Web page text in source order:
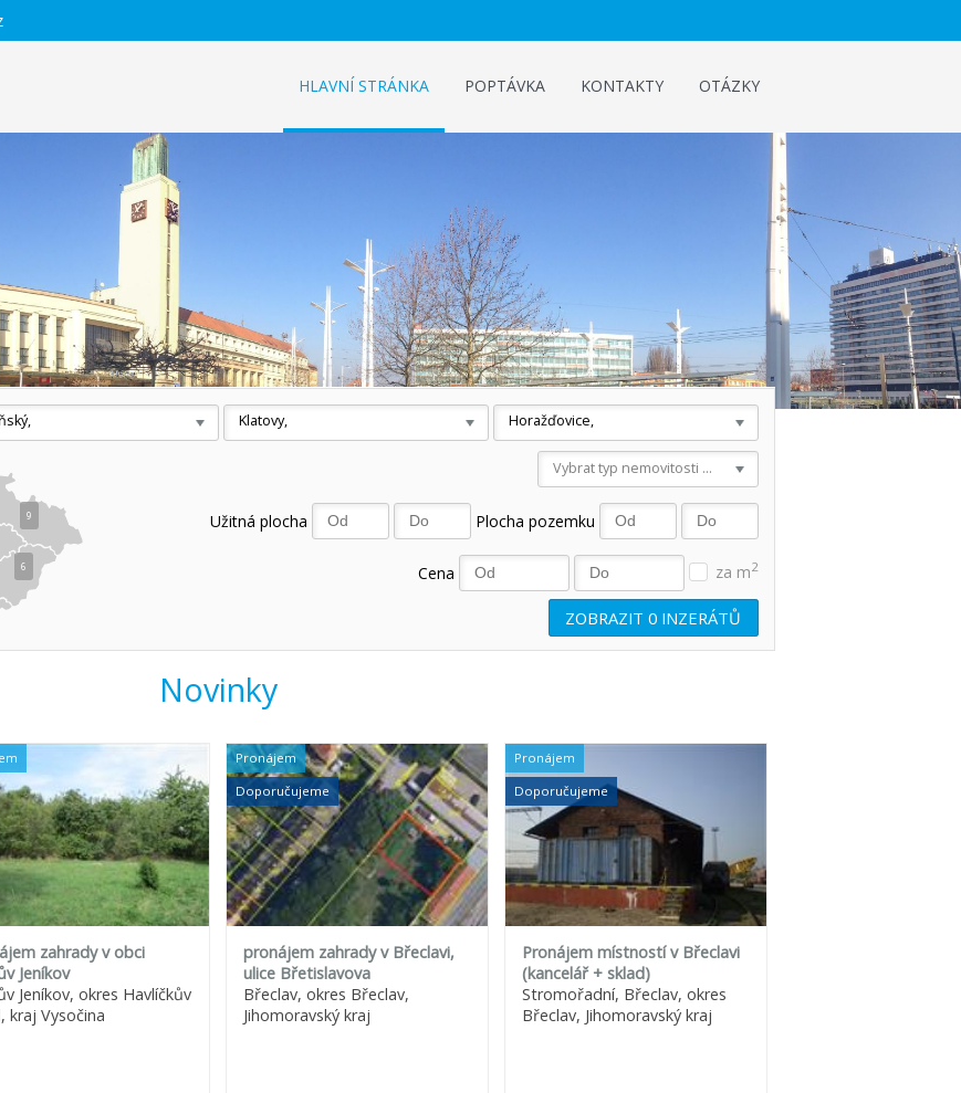
HLAVNÍ STRÁNKA POPTÁVKA KONTAKTY OTÁZKY
6
9
Klatovy, Horažďovice,
Vybrat typ nemovitosti ...
Užitná plocha Plocha pozemku
Cena za m2
ZOBRAZIT0 INZERÁTŮ
Novinky
zahrady v obci
Jeníkov
Jeníkov, okres Havlíčkův
kraj Vysočina
Pronájem
Doporučujeme
pronájem zahrady v Břeclavi,
ulice Břetislavova
Břeclav, okres Břeclav,
Jihomoravský kraj
Pronájem
Doporučujeme
Pronájem místností v Břeclavi
(kancelář + sklad)
Stromořadní, Břeclav, okres
Břeclav, Jihomoravský kraj